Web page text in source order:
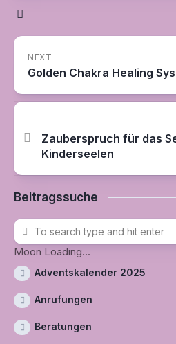
NEXT
Golden Chakra Healing
Zauberspruch für das
Kinderseelen
Beitragssuche
Moon Loading...
Adventskalender 2025
Anrufungen
Beratungen